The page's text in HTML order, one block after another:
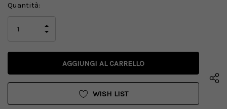
Disponibilità
Quantità:
QUANTITÀ
UNDEFINED
AUMENTA
DI
UNDEFINED
WISH LIST